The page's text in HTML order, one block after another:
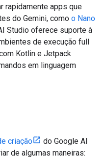
rapidamente apps que
do Gemini, como o Nano
Studio oferece suporte à
de execução full
Kotlin e Jetpack
em linguagem
criação
do Google AI
de algumas maneiras: